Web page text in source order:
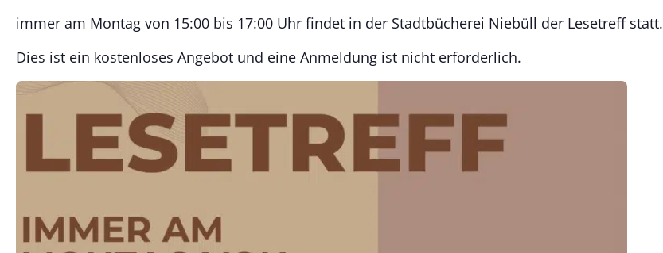
immer am Montag von 15:00 bis 17:00 Uhr findet in der Stadtbücherei Niebüll der Lesetreff statt.
Dies ist ein kostenloses Angebot und eine Anmeldung ist nicht erforderlich.